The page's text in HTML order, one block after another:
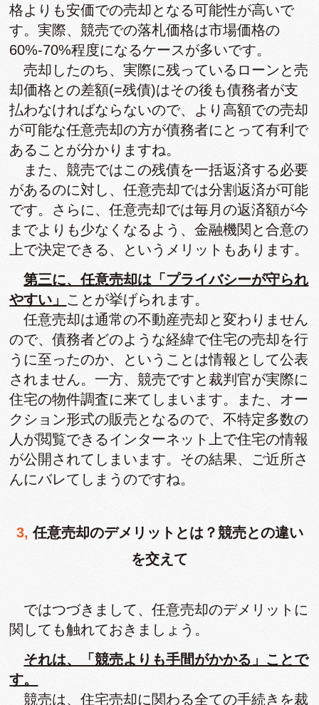
格よりも安価での売却となる可能性が高いで
す。実際、競売での落札価格は市場価格の
60%-70%程度になるケースが多いです。
売却したのち、実際に残っているローンと売
却価格との差額(=残債)はその後も債務者が支
払わなければならないので、より高額での売却
が可能な任意売却の方が債務者にとって有利で
あることが分かりますね。
また、競売ではこの残債を一括返済する必要
があるのに対し、任意売却では分割返済が可能
です。さらに、任意売却では毎月の返済額が今
までよりも少なくなるよう、金融機関と合意の
上で決定できる、というメリットもあります。
第三に、任意売却は「プライバシーが守られ
やすい」 ことが挙げられます。
任意売却は通常の不動産売却と変わりません
ので、債務者どのような経緯で住宅の売却を行
うに至ったのか、ということは情報として公表
されません。一方、競売ですと裁判官が実際に
住宅の物件調査に来てしまいます。また、オー
クション形式の販売となるので、不特定多数の
人が閲覧できるインターネット上で住宅の情報
が公開されてしまいます。その結果、ご近所さ
んにバレてしまうのですね。
3, 任意売却のデメリットとは？競売との違い
を交えて
ではつづきまして、任意売却のデメリットに
関しても触れておきましょう。
それは、「競売よりも手間がかかる」ことで
す。
競売は、住宅売却に関わる全ての手続きを裁